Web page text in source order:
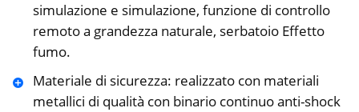
simulazione e simulazione, funzione di controllo
remoto a grandezza naturale, serbatoio Effetto
fumo.
Materiale di sicurezza: realizzato con materiali
metallici di qualità con binario continuo anti-shock